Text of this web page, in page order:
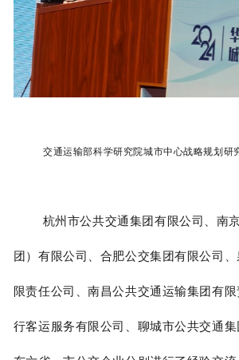
交通运输部科学研究院城市中心战略规划研
杭州市公共交通集团有限公司、南
团）有限公司、合肥公交集团有限公司
限责任公司、南昌公共交通运输集团有
行客运服务有限公司、聊城市公共交通